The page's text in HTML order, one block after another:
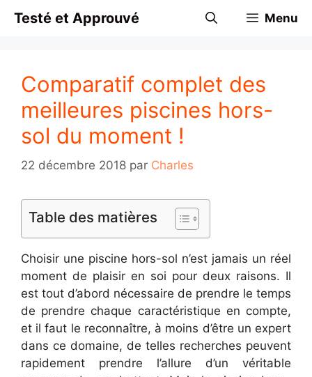
Testé et Approuvé Menu
Comparatif complet des
meilleures piscines hors-
sol du moment !
22 décembre 2018 par Charles
Table des matières
Choisir une piscine hors-sol n’est jamais un réel
moment de plaisir en soi pour deux raisons. Il
est tout d’abord nécessaire de prendre le temps
de prendre chaque caractéristique en compte,
et il faut le reconnaître, à moins d’être un expert
dans ce domaine, de telles recherches peuvent
rapidement prendre l’allure d’un véritable